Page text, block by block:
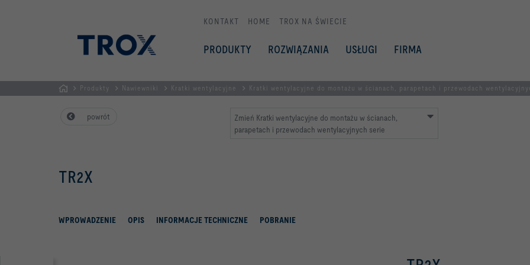
KONTAKT HOME TROX NA ŚWIECIE
PRODUKTY ROZWIĄZANIA USŁUGI FIRMA
GŁÓWNA
Produkty Nawiewniki Kratki wentylacyjne Kratki wentylacyjne do montażu w ścianach, parapetach i przewodach
powrót
Zmień Kratki wentylacyjne do montażu w ścianach,
parapetach i przewodach wentylacyjnych serie
TR2X
WPROWADZENIE OPIS INFORMACJE TECHNICZNE POBRANIE